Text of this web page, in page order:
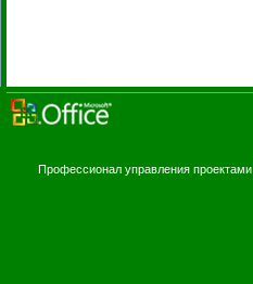
Профессионал управления проектами